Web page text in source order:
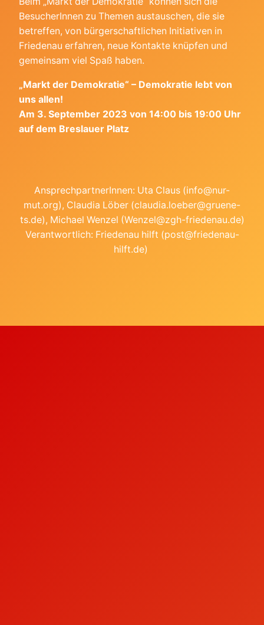
BesucherInnen zu Themen austauschen, die sie
betreffen, von bürgerschaftlichen Initiativen in
Friedenau erfahren, neue Kontakte knüpfen und
gemeinsam viel Spaß haben.
„Markt der Demokratie“ – Demokratie lebt von
uns allen!
Am 3. September 2023 von 14:00 bis 19:00 Uhr
auf dem Breslauer Platz
AnsprechpartnerInnen: Uta Claus (info@nur-
mut.org), Claudia Löber (claudia.loeber@gruene-
ts.de), Michael Wenzel (Wenzel@zgh-friedenau.de)
Verantwortlich: Friedenau hilft (post@friedenau-
hilft.de)